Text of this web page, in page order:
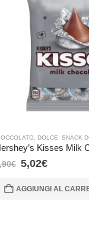
, DOLCE, SNACK
Kisses Milk
€ 5,02€
AGGIUNGI AL